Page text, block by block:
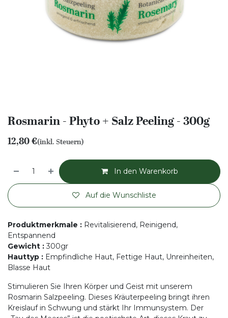
Rosmarin - Phyto + Salz Peeling - 300g
12,80€(inkl. Steuern)
In den Warenkorb
Auf die Wunschliste
Produktmerkmale : Revitalisierend, Reinigend,
Entspannend
Gewicht : 300gr
Hauttyp : Empfindliche Haut, Fettige Haut, Unreinheiten,
Blasse Haut
Stimulieren Sie Ihren Körper und Geist mit unserem
Rosmarin Salzpeeling. Dieses Kräuterpeeling bringt ihren
Kreislauf in Schwung und stärkt Ihr Immunsystem. Der